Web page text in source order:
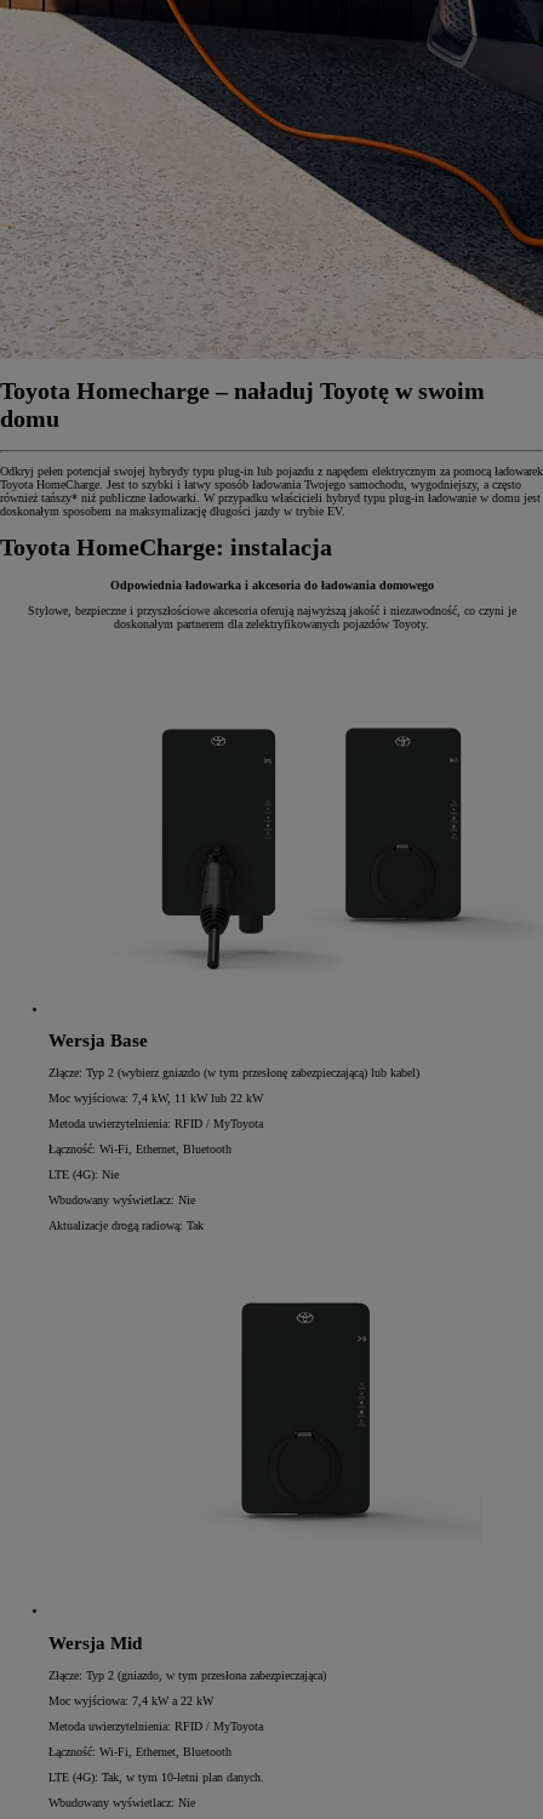
Toyota Homecharge – naładuj Toyotę w swoim
domu
Odkryj pełen potencjał swojej hybrydy typu plug-in lub pojazdu z napędem elektrycznym za pomocą ładowarek
Toyota HomeCharge. Jest to szybki i łatwy sposób ładowania Twojego samochodu, wygodniejszy, a często
również tańszy* niż publiczne ładowarki. W przypadku właścicieli hybryd typu plug-in ładowanie w domu jest
doskonałym sposobem na maksymalizację długości jazdy w trybie EV.
Toyota HomeCharge: instalacja
Odpowiednia ładowarka i akcesoria do ładowania domowego
Stylowe, bezpieczne i przyszłościowe akcesoria oferują najwyższą jakość i niezawodność, co czyni je
doskonałym partnerem dla zelektryfikowanych pojazdów Toyoty.
Wersja Base
Złącze: Typ 2 (wybierz gniazdo (w tym przesłonę zabezpieczającą) lub kabel)
Moc wyjściowa: 7,4 kW, 11 kW lub 22 kW
Metoda uwierzytelnienia: RFID / MyToyota
Łączność: Wi-Fi, Ethernet, Bluetooth
LTE (4G): Nie
Wbudowany wyświetlacz: Nie
Aktualizacje drogą radiową: Tak
Wersja Mid
Złącze: Typ 2 (gniazdo, w tym przesłona zabezpieczająca)
Moc wyjściowa: 7,4 kW a 22 kW
Metoda uwierzytelnienia: RFID / MyToyota
Łączność: Wi-Fi, Ethernet, Bluetooth
LTE (4G): Tak, w tym 10-letni plan danych.
Wbudowany wyświetlacz: Nie